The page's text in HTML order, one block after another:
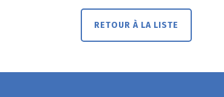
RETOUR À LA LISTE